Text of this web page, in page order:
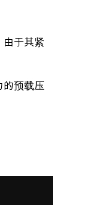
由于其紧
的预载压